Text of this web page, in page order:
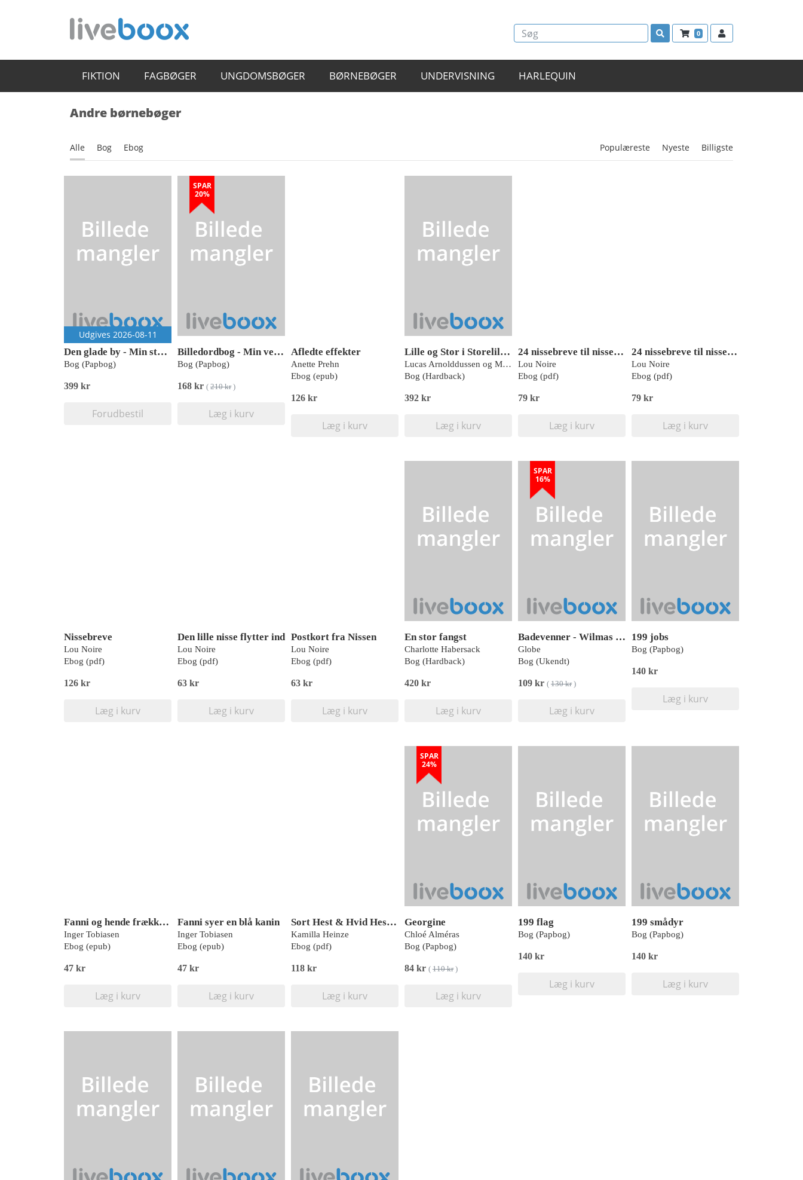
0
FIKTION FAGBØGER UNGDOMSBØGER BØRNEBØGER UNDERVISNING HARLEQUIN
Andre børnebøger
Alle Bog Ebog Populæreste Nyeste Billigste
Udgives 2026-08-11
Den glade by - Min store legebog
Bog (Papbog)
399 kr
Forudbestil
SPAR
20%
Billedordbog - Min verden
Bog (Papbog)
168 kr ( 210 kr)
Læg i kurv
Afledte effekter
Anette Prehn
Ebog (epub)
126 kr
Læg i kurv
Lille og Stor i Storelilleland
Lucas Arnolddussen og Marja Baeten
Bog (Hardback)
392 kr
Læg i kurv
24 nissebreve til nissedøren 2
Lou Noire
Ebog (pdf)
79 kr
Læg i kurv
24 nissebreve til nissedøren 1
Lou Noire
Ebog (pdf)
79 kr
Læg i kurv
Nissebreve
Lou Noire
Ebog (pdf)
126 kr
Læg i kurv
Den lille nisse flytter ind
Lou Noire
Ebog (pdf)
63 kr
Læg i kurv
Postkort fra Nissen
Lou Noire
Ebog (pdf)
63 kr
Læg i kurv
En stor fangst
Charlotte Habersack
Bog (Hardback)
420 kr
Læg i kurv
SPAR
16%
Badevenner - Wilmas vidundere
Globe
Bog (Ukendt)
109 kr ( 130 kr)
Læg i kurv
199 jobs
Bog (Papbog)
140 kr
Læg i kurv
Fanni og hende frække saks
Inger Tobiasen
Ebog (epub)
47 kr
Læg i kurv
Fanni syer en blå kanin
Inger Tobiasen
Ebog (epub)
47 kr
Læg i kurv
Sort Hest & Hvid Hest holder jul
Kamilla Heinze
Ebog (pdf)
118 kr
Læg i kurv
SPAR
24%
Georgine
Chloé Alméras
Bog (Papbog)
84 kr ( 110 kr)
Læg i kurv
199 flag
Bog (Papbog)
140 kr
Læg i kurv
199 smådyr
Bog (Papbog)
140 kr
Læg i kurv